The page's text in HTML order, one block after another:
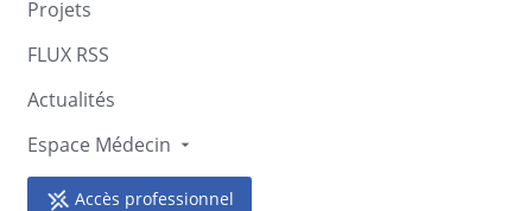
Projets
FLUX RSS
Actualités
Espace Médecin
Accès professionnel
Retour
PassageS
06 86 41 30 59
passages26@mimesis-asso.fr